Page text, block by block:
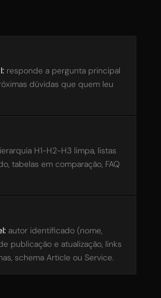
responde a pergunta principal
dúvidas que quem leu
H1-H2-H3 limpa, listas
tabelas em comparação, FAQ
autor identificado (nome,
publicação e atualização, links
schema Article ou Service.